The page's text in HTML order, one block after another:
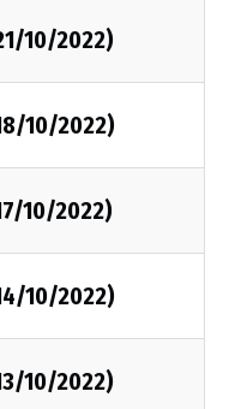
10/2022)
10/2022)
10/2022)
10/2022)
10/2022)